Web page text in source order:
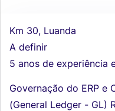
Km 30, Luanda
A definir
5 anos de experiência
Governação do ERP e
(General Ledger - GL)